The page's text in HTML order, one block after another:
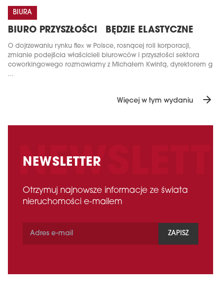
BIURA
BIURO PRZYSZŁOŚCI BĘDZIE ELASTYCZNE
O dojrzewaniu rynku flex w Polsce, rosnącej roli korporacji,
zmianie podejścia właścicieli biurowców i przyszłości sektora
coworkingowego rozmawiamy z Michałem Kwintą, dyrektorem g
...
Więcej w tym wydaniu arrow_forward
NEWSLETTER
Otrzymuj najnowsze informacje ze świata
nieruchomości e-mailem
ZAPISZ